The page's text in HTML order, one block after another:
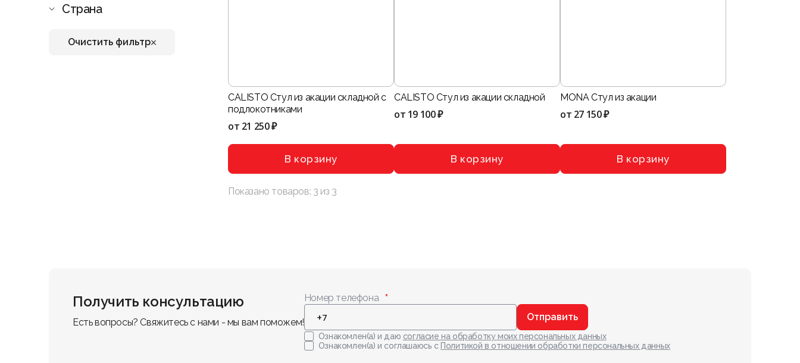
Страна
Очистить фильтр
CALISTO Стул из акации складной с
подлокотниками
от 21 250 ₽
В корзину
CALISTO Стул из акации складной
от 19 100 ₽
В корзину
MONA Стул из акации
от 27 150 ₽
В корзину
Показано товаров: 3 из 3
Получить консультацию
Есть вопросы? Свяжитесь с нами - мы вам поможем!
Номер телефона
Отправить
Ознакомлен(а) и даю согласие на обработку моих персональных данных
Ознакомлен(а) и соглашаюсь с Политикой в отношении обработки персональных данных